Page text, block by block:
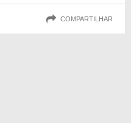
COMPARTILHAR